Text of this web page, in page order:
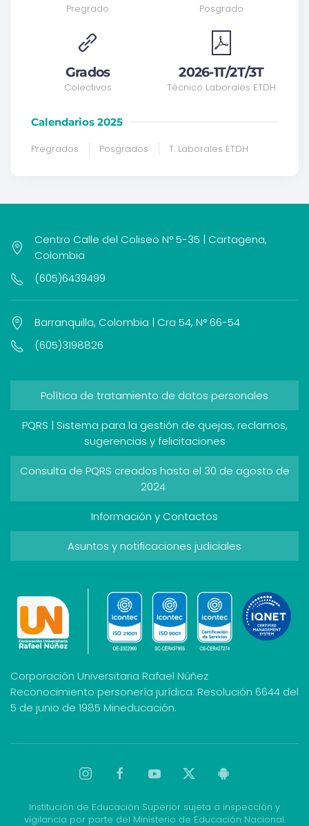
Pregrado
Grados
Colectivos
Posgrado
2026-1T/2T/3T
Técnico Laborales ETDH
Calendarios 2025
Pregrados Posgrados T. Laborales ETDH
Centro Calle del Coliseo N° 5-35 | Cartagena,
Colombia
(605)6439499
Barranquilla, Colombia | Cra 54, N° 66-54
(605)3198826
Política de tratamiento de datos personales
PQRS | Sistema para la gestión de quejas, reclamos,
sugerencias y felicitaciones
Consulta de PQRS creados hasta el 30 de agosto de
2024
Información y Contactos
Asuntos y notificaciones judiciales
Corporación Universitaria Rafael Núñez
Reconocimiento personería jurídica: Resolución 6644 del
5 de junio de 1985 Mineducación.
Institución de Educación Superior sujeta a inspección y
vigilancia por parte del Ministerio de Educación Nacional.